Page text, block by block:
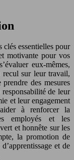
clés essentielles pour
motivante pour vos
eux-mêmes,
recul sur leur travail,
des mesures
de leur
et leur engagement
à renforcer la
employés et les
et honnête sur les
la promotion de
et de